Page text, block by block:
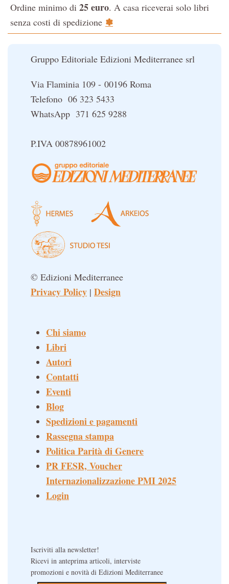
La Cabala
Il potere del serpente
Ordine minimo di 25 euro. A casa riceverai solo libri
senza costi di spedizione ✽
Gruppo Editoriale Edizioni Mediterranee srl
Via Flaminia 109 - 00196 Roma
Telefono 06 323 5433
WhatsApp 371 625 9288
P.IVA 00878961002
© Edizioni Mediterranee
Privacy Policy | Design
Chi siamo
Libri
Autori
Contatti
Eventi
Blog
Spedizioni e pagamenti
Rassegna stampa
Politica Parità di Genere
PR FESR, Voucher
Internazionalizzazione PMI 2025
Login
Iscriviti alla newsletter!
Ricevi in anteprima articoli, interviste
promozioni e novità di Edizioni Mediterranee